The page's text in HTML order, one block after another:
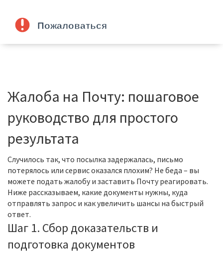
Жалоба на Почту: пошаговое
руководство для простого
результата
Случилось так, что посылка задержалась, письмо
потерялось или сервис оказался плохим? Не беда – вы
можете подать жалобу и заставить Почту реагировать.
Ниже рассказываем, какие документы нужны, куда
отправлять запрос и как увеличить шансы на быстрый
ответ.
Шаг 1. Сбор доказательств и
подготовка документов